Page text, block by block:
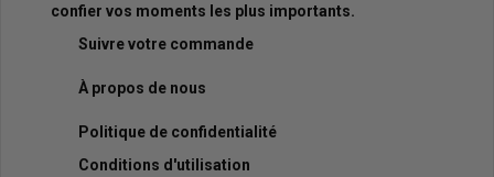
confier vos moments les plus importants.
Suivre votre commande
À propos de nous
Politique de confidentialité
Conditions d'utilisation